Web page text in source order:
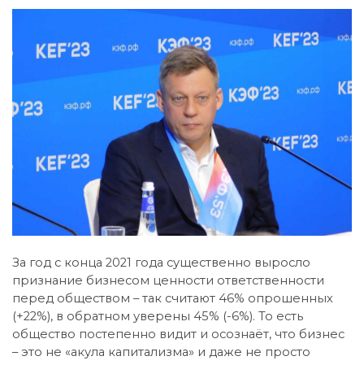
За год с конца 2021 года существенно выросло
признание бизнесом ценности ответственности
перед обществом – так считают 46% опрошенных
(+22%), в обратном уверены 45% (-6%). То есть
общество постепенно видит и осознаёт, что бизнес
– это не «акула капитализма» и даже не просто